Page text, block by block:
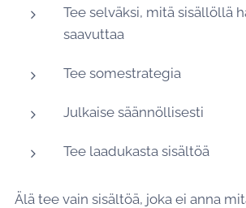
Tee selväksi, mitä sisällöllä
saavuttaa
Tee somestrategia
Julkaise säännöllisesti
Tee laadukasta sisältöä
Älä tee vain sisältöä, joka ei anna